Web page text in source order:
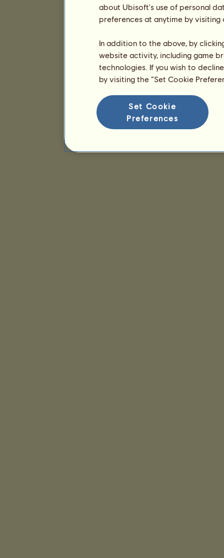
about Ubisoft's use of personal
preferences at anytime by
In addition to the above, by
website activity, including game
technologies. If you wish to
by visiting the “Set Cookie
Set Cookie
Preferences